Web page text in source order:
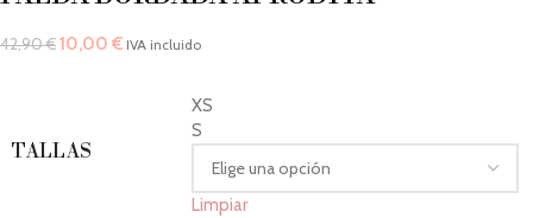
42,90€10,00 € IVA incluido
TALLAS
XS
S
Limpiar